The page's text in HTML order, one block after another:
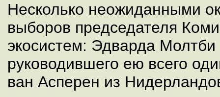
Несколько неожиданными
выборов председателя
экосистем: Эдварда
руководившего ею всего
ван Асперен из